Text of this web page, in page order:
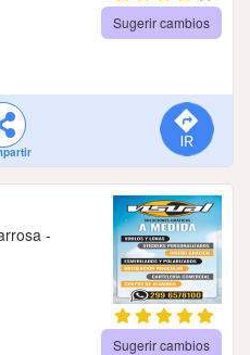
Sugerir cambios
-
Sugerir cambios